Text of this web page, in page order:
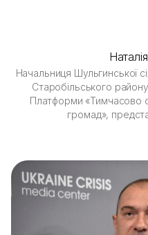
Начальниця Шульгинської
Старобільського
Платформи «Тимчасово
громад»,